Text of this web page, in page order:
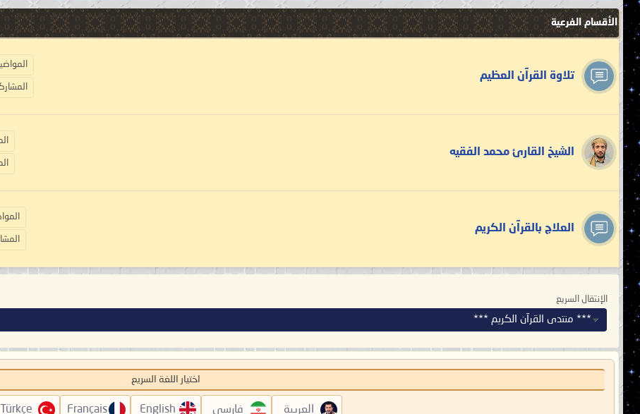
الأقسام الفرعية
تلاوة القرآن العظيم
المواضيع:
الشيخ القارئ محمد الفقيه
العلاج بالقرآن الكريم
الإنتقال السريع
*** منتدى القرآن الكريم ***
اختيار اللغة السريع
العربية فارسی English
Français
Türkçe